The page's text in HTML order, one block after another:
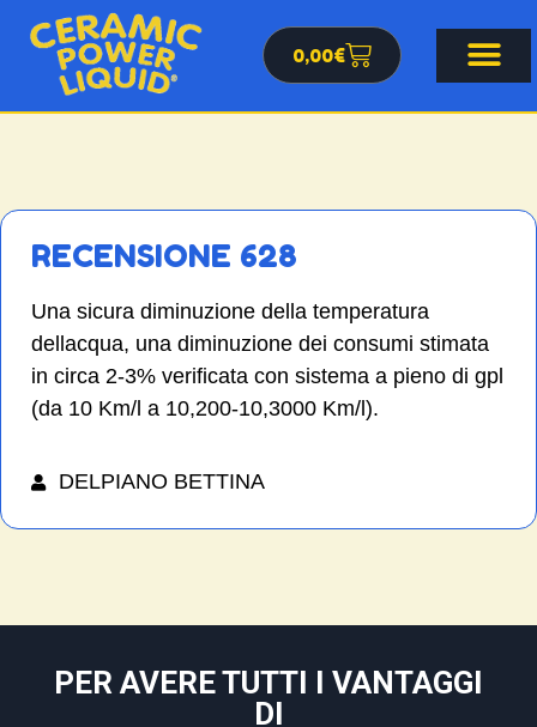
0,00€
RECENSIONE 628
Una sicura diminuzione della temperatura
dellacqua, una diminuzione dei consumi stimata
in circa 2-3% verificata con sistema a pieno di gpl
(da 10 Km/l a 10,200-10,3000 Km/l).
DELPIANO BETTINA
PER AVERE TUTTI I VANTAGGI
DI